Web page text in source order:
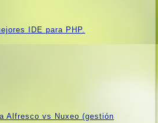
IDE para PHP.
Alfresco vs Nuxeo (gestión